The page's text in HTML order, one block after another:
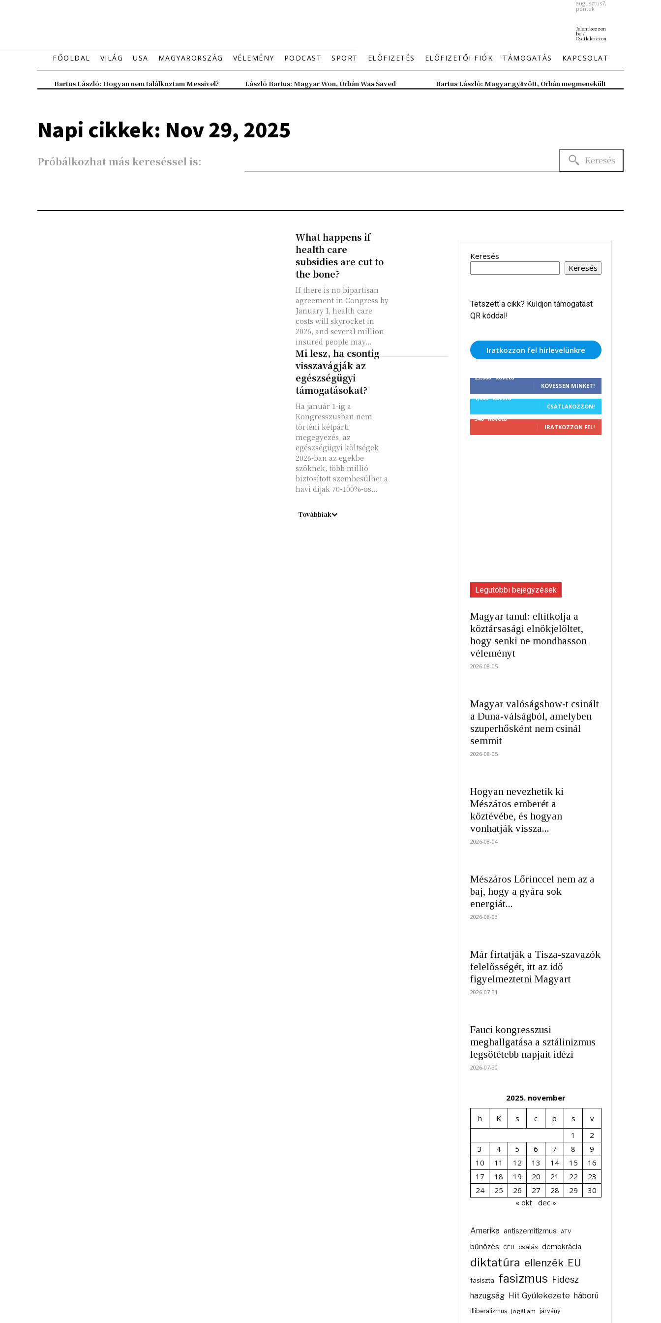
augusztus7,
péntek
Jelentkezzen
be /
Csatlakozzon
FŐOLDAL VILÁG USA MAGYARORSZÁG VÉLEMÉNY PODCAST SPORT ELŐFIZETÉS ELŐFIZETŐI FIÓK TÁMOGATÁS KAPCSOLAT
Bartus László: Hogyan nem találkoztam Messivel? László Bartus: Magyar Won, Orbán Was Saved Bartus László: Magyar győzött, Orbán megmenekült
Napi cikkek: Nov 29, 2025
Próbálkozhat más kereséssel is: Keresés
What happens if
health care
subsidies are cut to
the bone?
If there is no bipartisan
agreement in Congress by
January 1, health care
costs will skyrocket in
2026, and several million
insured people may...
Mi lesz, ha csontig
visszavágják az
egészségügyi
támogatásokat?
Ha január 1-ig a
Kongresszusban nem
történi kétpárti
megegyezés, az
egészségügyi költségek
2026-ban az egekbe
szöknek, több millió
biztosított szembesülhet a
havi díjak 70-100%-os...
Továbbiak
Keresés
Keresés
Tetszett a cikk? Küldjön támogatást
QR kóddal!
Iratkozzon fel hírlevelünkre
25,000 Követő
KÖVESSEN MINKET!
1,000 Követő
CSATLAKOZZON!
340 Követő
IRATKOZZON FEL!
Legutóbbi bejegyzések
Magyar tanul: eltitkolja a
köztársasági elnökjelöltet,
hogy senki ne mondhasson
véleményt
2026-08-05
Magyar valóságshow-t csinált
a Duna-válságból, amelyben
szuperhősként nem csinál
semmit
2026-08-05
Hogyan nevezhetik ki
Mészáros emberét a
köztévébe, és hogyan
vonhatják vissza...
2026-08-04
Mészáros Lőrinccel nem az a
baj, hogy a gyára sok
energiát...
2026-08-03
Már firtatják a Tisza-szavazók
felelősségét, itt az idő
figyelmeztetni Magyart
2026-07-31
Fauci kongresszusi
meghallgatása a sztálinizmus
legsötétebb napjait idézi
2026-07-30
2025. november
h K s c p s
v
1
2
3
4 5 6 7 8
9
10
11 12 13 14 15
16
17
18 19 20 21 22
23
24
25 26 27 28 29
30
« okt dec »
Amerika antiszemitizmus ATV
bűnözés CEU csalás demokrácia
diktatúra ellenzék EU
fasiszta fasizmus Fidesz
hazugság Hit Gyülekezete háború
illiberalizmus jogállam járvány